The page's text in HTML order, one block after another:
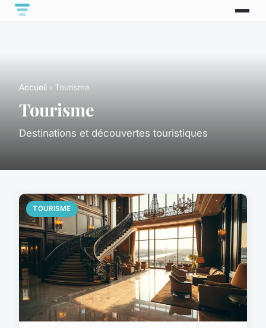
Accueil › Tourisme
Tourisme
Destinations et découvertes touristiques
TOURISME